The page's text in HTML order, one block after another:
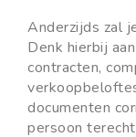
Anderzijds zal
Denk hierbij
contracten,
documenten
persoon